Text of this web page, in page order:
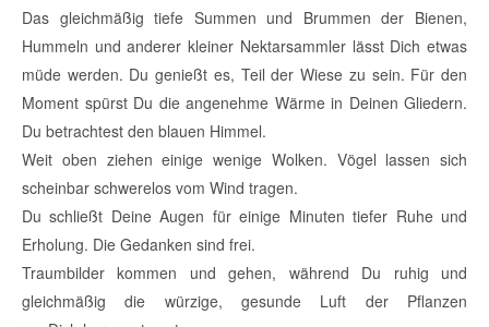
Das gleichmäßig tiefe Summen und Brummen der Bienen,
Hummeln und anderer kleiner Nektarsammler lässt Dich etwas
müde werden. Du genießt es, Teil der Wiese zu sein. Für den
Moment spürst Du die angenehme Wärme in Deinen Gliedern.
Du betrachtest den blauen Himmel.
Weit oben ziehen einige wenige Wolken. Vögel lassen sich
scheinbar schwerelos vom Wind tragen.
Du schließt Deine Augen für einige Minuten tiefer Ruhe und
Erholung. Die Gedanken sind frei.
Traumbilder kommen und gehen, während Du ruhig und
gleichmäßig die würzige, gesunde Luft der Pflanzen